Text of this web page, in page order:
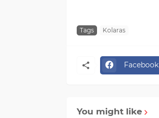
Tags Kolaras
Facebook
You might like